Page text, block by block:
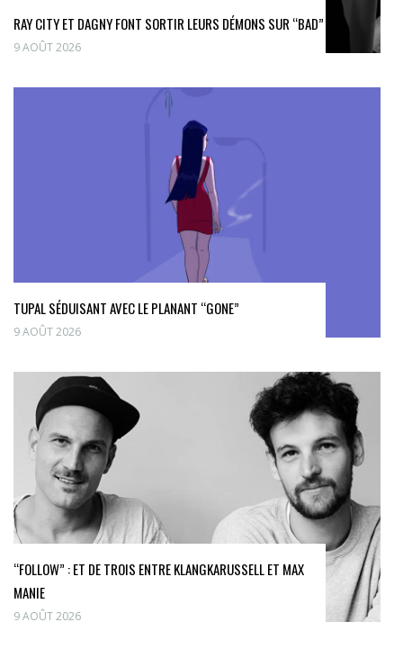
RAY CITY ET DAGNY FONT SORTIR LEURS DÉMONS SUR “BAD”
9 AOÛT 2026
TUPAL SÉDUISANT AVEC LE PLANANT “GONE”
9 AOÛT 2026
“FOLLOW” : ET DE TROIS ENTRE KLANGKARUSSELL ET MAX
MANIE
9 AOÛT 2026